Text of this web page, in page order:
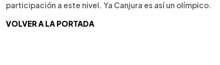
participación a este nivel. Ya Canjura es así un olímpico.
VOLVER A LA PORTADA